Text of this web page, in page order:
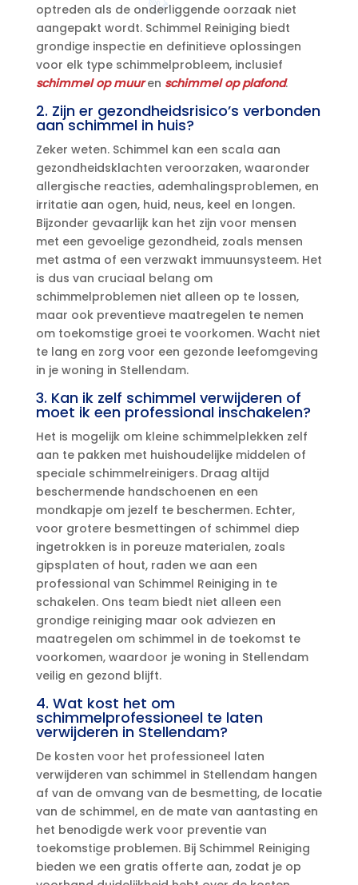
optreden als de onderliggende oorzaak niet
aangepakt wordt.​ Schimmel Reiniging biedt
grondige inspectie en definitieve oplossingen
voor elk type schimmelprobleem, inclusief
schimmel op muuren schimmel op plafond.​
2.​ Zijn er gezondheidsrisico’s verbonden
aan schimmel in huis?
Zeker weten.​ Schimmel kan een scala aan
gezondheidsklachten veroorzaken, waaronder
allergische reacties, ademhalingsproblemen, en
irritatie aan ogen, huid, neus, keel en longen.​
Bijzonder gevaarlijk kan het zijn voor mensen
met een gevoelige gezondheid, zoals mensen
met astma of een verzwakt immuunsysteem.​ Het
is dus van cruciaal belang om
schimmelproblemen niet alleen op te lossen,
maar ook preventieve maatregelen te nemen
om toekomstige groei te voorkomen.​ Wacht niet
te lang en zorg voor een gezonde leefomgeving
in je woning in Stellendam.​
3.​ Kan ik zelf schimmel verwijderen of
moet ik een professional inschakelen?
Het is mogelijk om kleine schimmelplekken zelf
aan te pakken met huishoudelijke middelen of
speciale schimmelreinigers.​ Draag altijd
beschermende handschoenen en een
mondkapje om jezelf te beschermen.​ Echter,
voor grotere besmettingen of schimmel diep
ingetrokken is in poreuze materialen, zoals
gipsplaten of hout, raden we aan een
professional van Schimmel Reiniging in te
schakelen.​ Ons team biedt niet alleen een
grondige reiniging maar ook adviezen en
maatregelen om schimmel in de toekomst te
voorkomen, waardoor je woning in Stellendam
veilig en gezond blijft.​
4.​ Wat kost het om
schimmelprofessioneel te laten
verwijderen in Stellendam?
De kosten voor het professioneel laten
verwijderen van schimmel in Stellendam hangen
af van de omvang van de besmetting, de locatie
van de schimmel, en de mate van aantasting en
het benodigde werk voor preventie van
toekomstige problemen.​ Bij Schimmel Reiniging
bieden we een gratis offerte aan, zodat je op